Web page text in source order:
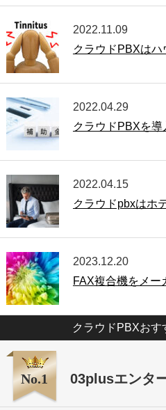
2022.11.09
クラウドPBXは
2022.04.29
クラウドPBXを
2022.04.15
クラウドpbxはホ
2023.12.20
FAX複合機をメ
クラウドPBXおす
No.1 03plusエンタ